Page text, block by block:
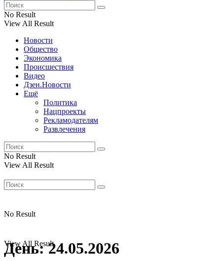
No Result
View All Result
Новости
Общество
Экономика
Происшествия
Видео
Дзен.Новости
Ещё
Политика
Нацпроекты
Рекламодателям
Развлечения
No Result
View All Result
No Result
View All Result
День:24.05.2026